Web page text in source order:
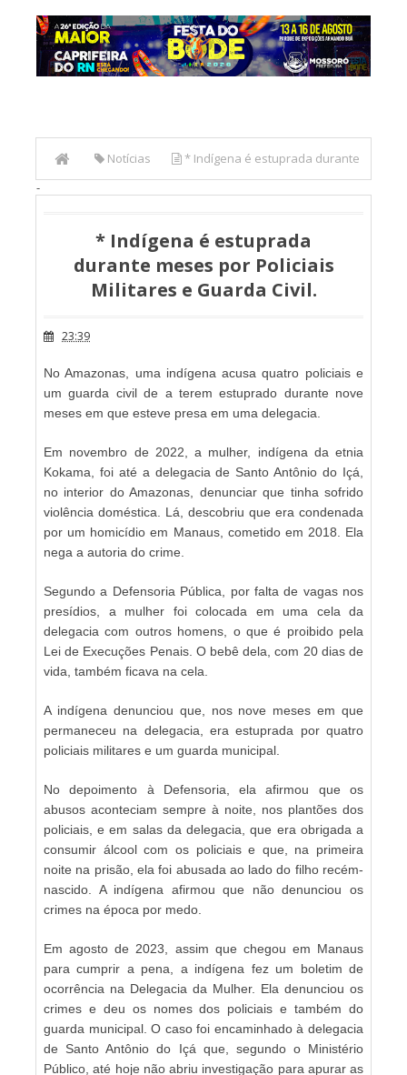
Notícias * Indígena é estuprada durante
meses por Policiais Militares e Guarda Civil.
-
* Indígena é estuprada
durante meses por Policiais
Militares e Guarda Civil.
23:39
No Amazonas, uma indígena acusa quatro policiais e
um guarda civil de a terem estuprado durante nove
meses em que esteve presa em uma delegacia.
Em novembro de 2022, a mulher, indígena da etnia
Kokama, foi até a delegacia de Santo Antônio do Içá,
no interior do Amazonas, denunciar que tinha sofrido
violência doméstica. Lá, descobriu que era condenada
por um homicídio em Manaus, cometido em 2018. Ela
nega a autoria do crime.
Segundo a Defensoria Pública, por falta de vagas nos
presídios, a mulher foi colocada em uma cela da
delegacia com outros homens, o que é proibido pela
Lei de Execuções Penais. O bebê dela, com 20 dias de
vida, também ficava na cela.
A indígena denunciou que, nos nove meses em que
permaneceu na delegacia, era estuprada por quatro
policiais militares e um guarda municipal.
No depoimento à Defensoria, ela afirmou que os
abusos aconteciam sempre à noite, nos plantões dos
policiais, e em salas da delegacia, que era obrigada a
consumir álcool com os policiais e que, na primeira
noite na prisão, ela foi abusada ao lado do filho recém-
nascido. A indígena afirmou que não denunciou os
crimes na época por medo.
Em agosto de 2023, assim que chegou em Manaus
para cumprir a pena, a indígena fez um boletim de
ocorrência na Delegacia da Mulher. Ela denunciou os
crimes e deu os nomes dos policiais e também do
guarda municipal. O caso foi encaminhado à delegacia
de Santo Antônio do Içá que, segundo o Ministério
Público, até hoje não abriu investigação para apurar as